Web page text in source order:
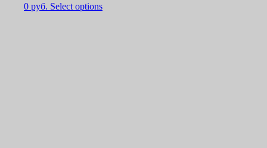
0 руб. Select options